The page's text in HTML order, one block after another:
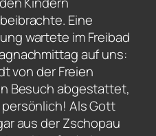
Eine
wartete im Freibad
auf uns:
von der Freien
Besuch abgestattet,
Als Gott
aus der Zschopau